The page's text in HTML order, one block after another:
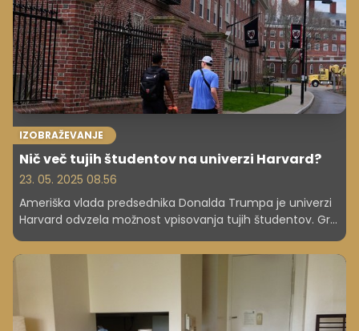
IZOBRAŽEVANJE
Nič več tujih študentov na univerzi Harvard?
23. 05. 2025 08.56
Ameriška vlada predsednika Donalda Trumpa je univerzi
Harvard odvzela možnost vpisovanja tujih študentov. Gre
za stopnjevanja spora med vlado in najstarejšo ameriško
univerzo. Ministrica za domovinsko varnost Kristi Noem je
sporočila, da se je vlada za to odločila, ker univerza ne
nezakonito.